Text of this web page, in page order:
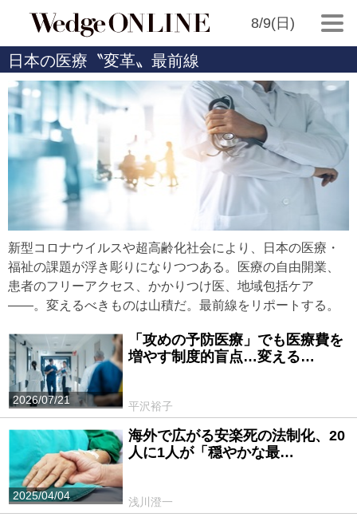
8/9(日)
日本の医療〝変革〟最前線
新型コロナウイルスや超高齢化社会により、日本の医療・
福祉の課題が浮き彫りになりつつある。医療の自由開業、
患者のフリーアクセス、かかりつけ医、地域包括ケア
――。変えるべきものは山積だ。最前線をリポートする。
2026/07/21
「攻めの予防医療」でも医療費を
増やす制度的盲点…変える…
平沢裕子
2025/04/04
海外で広がる安楽死の法制化、20
人に1人が「穏やかな最…
浅川澄一